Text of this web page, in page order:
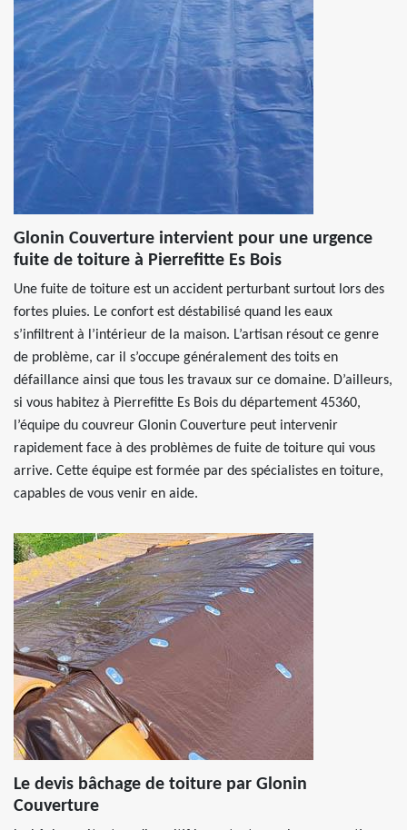
Glonin Couverture intervient pour une urgence
fuite de toiture à Pierrefitte Es Bois
Une fuite de toiture est un accident perturbant surtout lors des
fortes pluies. Le confort est déstabilisé quand les eaux
s’infiltrent à l’intérieur de la maison. L’artisan résout ce genre
de problème, car il s’occupe généralement des toits en
défaillance ainsi que tous les travaux sur ce domaine. D’ailleurs,
si vous habitez à Pierrefitte Es Bois du département 45360,
l’équipe du couvreur Glonin Couverture peut intervenir
rapidement face à des problèmes de fuite de toiture qui vous
arrive. Cette équipe est formée par des spécialistes en toiture,
capables de vous venir en aide.
Le devis bâchage de toiture par Glonin
Couverture